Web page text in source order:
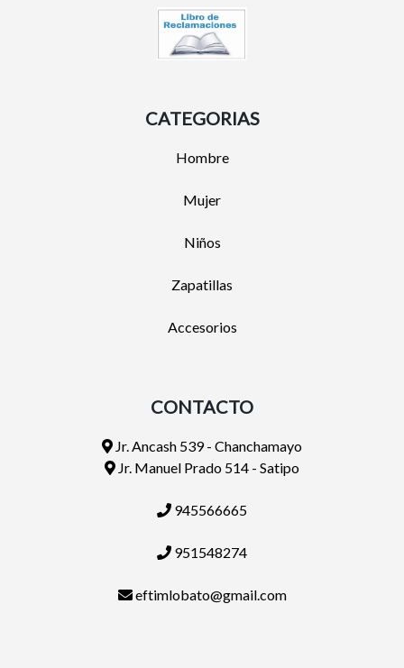
CATEGORIAS
Hombre
Mujer
Niños
Zapatillas
Accesorios
CONTACTO
Jr. Ancash 539 - Chanchamayo
Jr. Manuel Prado 514 - Satipo
945566665
951548274
eftimlobato@gmail.com